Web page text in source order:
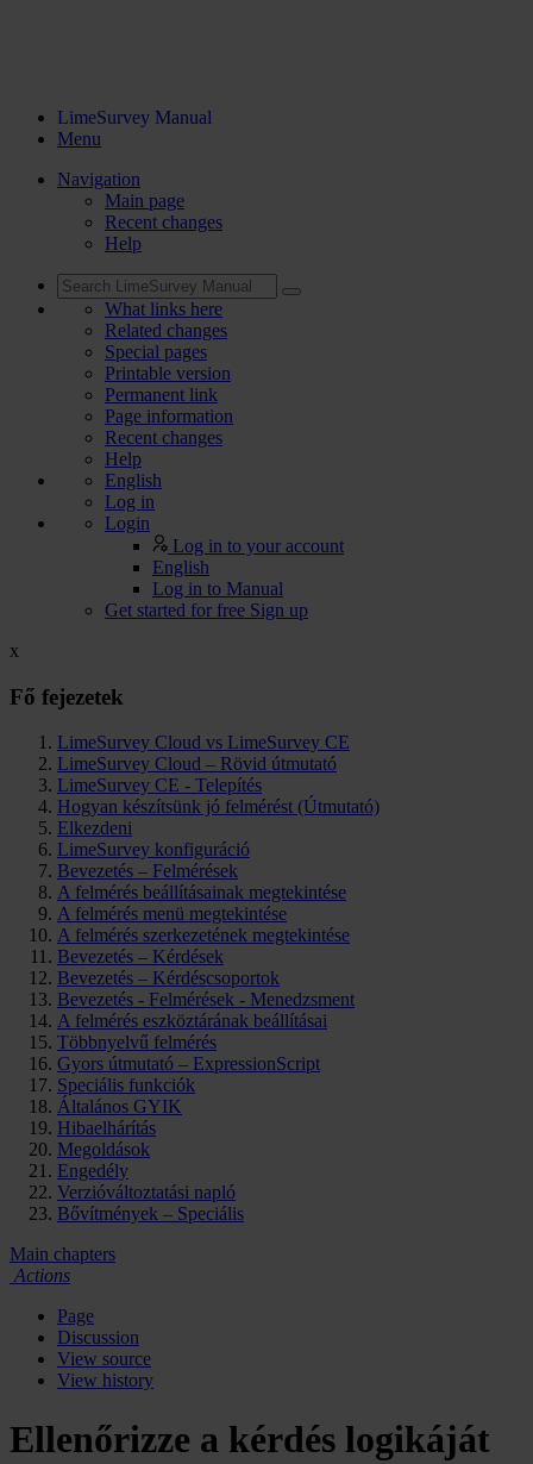
LimeSurvey Manual
Menu
Navigation
Main page
Recent changes
Help
What links here
Related changes
Special pages
Printable version
Permanent link
Page information
Recent changes
Help
English
Log in
Login
Log in to your account
English
Log in to Manual
Get started for free Sign up
x
Fő fejezetek
LimeSurvey Cloud vs LimeSurvey CE
LimeSurvey Cloud – Rövid útmutató
LimeSurvey CE - Telepítés
Hogyan készítsünk jó felmérést (Útmutató)
Elkezdeni
LimeSurvey konfiguráció
Bevezetés – Felmérések
A felmérés beállításainak megtekintése
A felmérés menü megtekintése
A felmérés szerkezetének megtekintése
Bevezetés – Kérdések
Bevezetés – Kérdéscsoportok
Bevezetés - Felmérések - Menedzsment
A felmérés eszköztárának beállításai
Többnyelvű felmérés
Gyors útmutató – ExpressionScript
Speciális funkciók
Általános GYIK
Hibaelhárítás
Megoldások
Engedély
Verzióváltoztatási napló
Bővítmények – Speciális
Main chapters
Actions
Page
Discussion
View source
View history
Ellenőrizze a kérdés logikáját